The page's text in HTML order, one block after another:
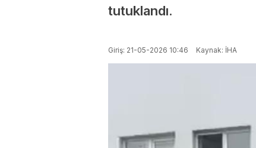
tutuklandı.
Giriş: 21-05-2026 10:46 Kaynak: İHA